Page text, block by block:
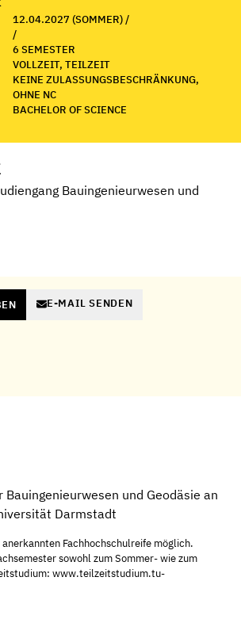
12.04.2027 (SOMMER) /
/
6 SEMESTER
VOLLZEIT, TEILZEIT
KEINE ZULASSUNGSBESCHRÄNKUNG,
OHNE NC
BACHELOR OF SCIENCE
Bauingenieurwesen und
E-MAIL SENDEN
Bauingenieurwesen und Geodäsie an
Darmstadt
Fachhochschulreife möglich.
sowohl zum Sommer- wie zum
www.teilzeitstudium.tu-